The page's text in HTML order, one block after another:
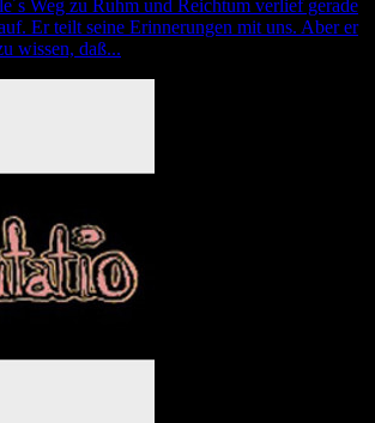
Weg zu Ruhm und Reichtum verlief gerade
Er teilt seine Erinnerungen mit uns. Aber er
wissen, daß...